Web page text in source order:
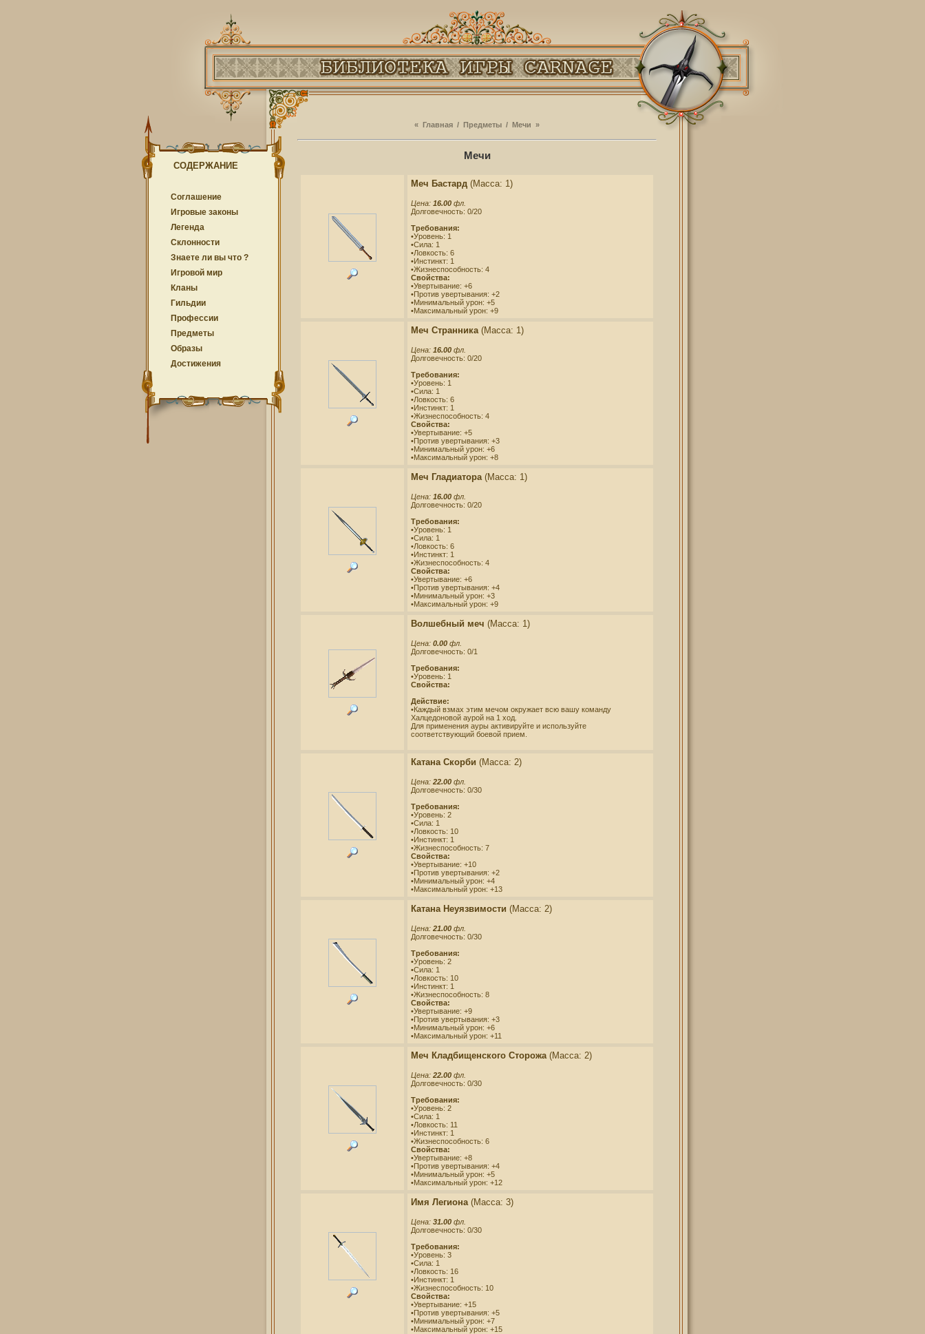
СОДЕРЖАНИЕ
Соглашение
Игровые законы
Легенда
Cклонности
Знаете ли вы что ?
Игровой мир
Кланы
Гильдии
Профессии
Предметы
Образы
Достижения
« Главная / Предметы / Мечи »
Мечи
Меч Бастард (Масса: 1)
Цена: 16.00 фл.
Долговечность: 0/20
Требования:
•Уровень: 1
•Сила: 1
•Ловкость: 6
•Инстинкт: 1
•Жизнеспособность: 4
Свойства:
•Увертывание: +6
•Против увертывания: +2
•Минимальный урон: +5
•Максимальный урон: +9
Меч Странника (Масса: 1)
Цена: 16.00 фл.
Долговечность: 0/20
Требования:
•Уровень: 1
•Сила: 1
•Ловкость: 6
•Инстинкт: 1
•Жизнеспособность: 4
Свойства:
•Увертывание: +5
•Против увертывания: +3
•Минимальный урон: +6
•Максимальный урон: +8
Меч Гладиатора (Масса: 1)
Цена: 16.00 фл.
Долговечность: 0/20
Требования:
•Уровень: 1
•Сила: 1
•Ловкость: 6
•Инстинкт: 1
•Жизнеспособность: 4
Свойства:
•Увертывание: +6
•Против увертывания: +4
•Минимальный урон: +3
•Максимальный урон: +9
Волшебный меч (Масса: 1)
Цена: 0.00 фл.
Долговечность: 0/1
Требования:
•Уровень: 1
Свойства:
Действие:
•Каждый взмах этим мечом окружает всю вашу команду
Халцедоновой аурой на 1 ход.
Для применения ауры активируйте и используйте
соответствующий боевой прием.
Катана Скорби (Масса: 2)
Цена: 22.00 фл.
Долговечность: 0/30
Требования:
•Уровень: 2
•Сила: 1
•Ловкость: 10
•Инстинкт: 1
•Жизнеспособность: 7
Свойства:
•Увертывание: +10
•Против увертывания: +2
•Минимальный урон: +4
•Максимальный урон: +13
Катана Неуязвимости (Масса: 2)
Цена: 21.00 фл.
Долговечность: 0/30
Требования:
•Уровень: 2
•Сила: 1
•Ловкость: 10
•Инстинкт: 1
•Жизнеспособность: 8
Свойства:
•Увертывание: +9
•Против увертывания: +3
•Минимальный урон: +6
•Максимальный урон: +11
Меч Кладбищенского Сторожа (Масса: 2)
Цена: 22.00 фл.
Долговечность: 0/30
Требования:
•Уровень: 2
•Сила: 1
•Ловкость: 11
•Инстинкт: 1
•Жизнеспособность: 6
Свойства:
•Увертывание: +8
•Против увертывания: +4
•Минимальный урон: +5
•Максимальный урон: +12
Имя Легиона (Масса: 3)
Цена: 31.00 фл.
Долговечность: 0/30
Требования:
•Уровень: 3
•Сила: 1
•Ловкость: 16
•Инстинкт: 1
•Жизнеспособность: 10
Свойства:
•Увертывание: +15
•Против увертывания: +5
•Минимальный урон: +7
•Максимальный урон: +15